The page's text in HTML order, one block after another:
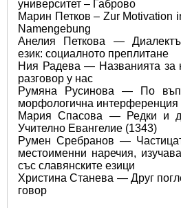
университет – Габрово
Марин Петков – Zur Motivation
Namengebung
Анелия Петкова —
език: социалното преплитане
Ния Радева — Названията за
разговор у нас
Румяна Русинова — По
морфологична интерференция
Мария Спасова — Редки и
Учително Евангелие (1343)
Румен Сребранов —
местоименни наречия,
със славянските езици
Христина Станева — Друг
говор